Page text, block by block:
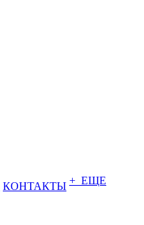
КОНТАКТЫ + ЕЩЕ